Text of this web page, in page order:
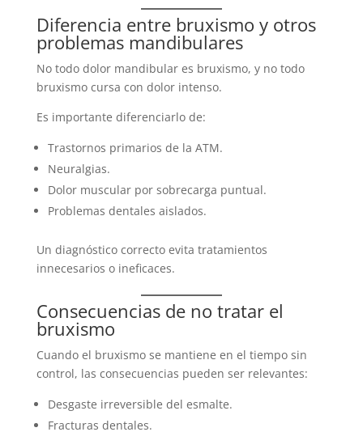
Diferencia entre bruxismo y otros
problemas mandibulares
No todo dolor mandibular es bruxismo, y no todo
bruxismo cursa con dolor intenso.
Es importante diferenciarlo de:
Trastornos primarios de la ATM.
Neuralgias.
Dolor muscular por sobrecarga puntual.
Problemas dentales aislados.
Un diagnóstico correcto evita tratamientos
innecesarios o ineficaces.
Consecuencias de no tratar el
bruxismo
Cuando el bruxismo se mantiene en el tiempo sin
control, las consecuencias pueden ser relevantes:
Desgaste irreversible del esmalte.
Fracturas dentales.